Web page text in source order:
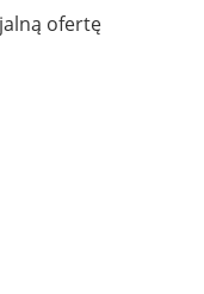
ofertę